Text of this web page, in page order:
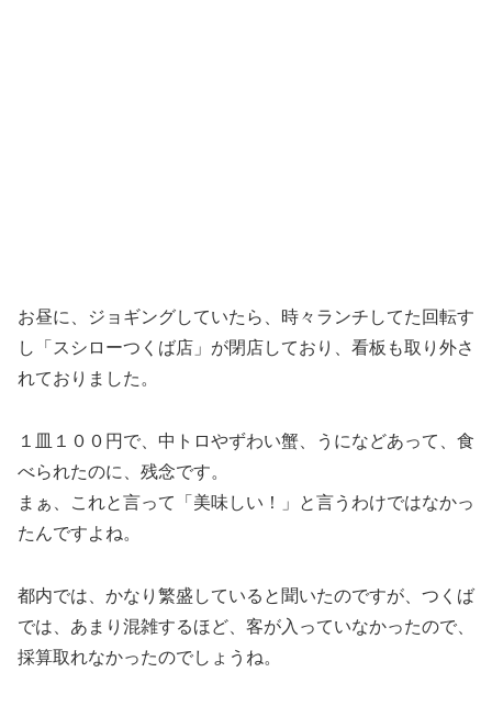
お昼に、ジョギングしていたら、時々ランチしてた回転す
し「スシローつくば店」が閉店しており、看板も取り外さ
れておりました。
１皿１００円で、中トロやずわい蟹、うになどあって、食
べられたのに、残念です。
まぁ、これと言って「美味しい！」と言うわけではなかっ
たんですよね。
都内では、かなり繁盛していると聞いたのですが、つくば
では、あまり混雑するほど、客が入っていなかったので、
採算取れなかったのでしょうね。